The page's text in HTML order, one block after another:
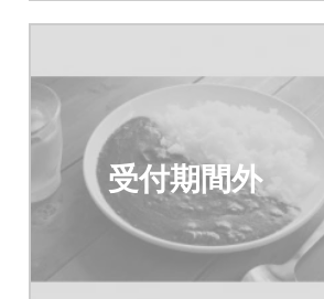
受付期間外